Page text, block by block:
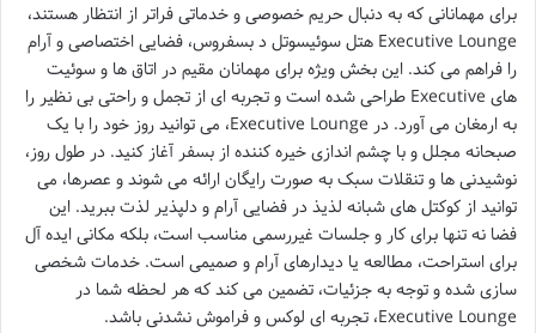
برای مهمانانی که به دنبال حریم خصوصی و خدماتی فراتر از انتظار هستند،
Executive Lounge هتل سوئیسوتل د بسفروس، فضایی اختصاصی و آرام
را فراهم می کند. این بخش ویژه برای مهمانان مقیم در اتاق ها و سوئیت
های Executive طراحی شده است و تجربه ای از تجمل و راحتی بی نظیر را
به ارمغان می آورد. در Executive Lounge، می توانید روز خود را با یک
صبحانه مجلل و با چشم اندازی خیره کننده از بسفر آغاز کنید. در طول روز،
نوشیدنی ها و تنقلات سبک به صورت رایگان ارائه می شوند و عصرها، می
توانید از کوکتل های شبانه لذیذ در فضایی آرام و دلپذیر لذت ببرید. این
فضا نه تنها برای کار و جلسات غیررسمی مناسب است، بلکه مکانی ایده آل
برای استراحت، مطالعه یا دیدارهای آرام و صمیمی است. خدمات شخصی
سازی شده و توجه به جزئیات، تضمین می کند که هر لحظه شما در
Executive Lounge، تجربه ای لوکس و فراموش نشدنی باشد.